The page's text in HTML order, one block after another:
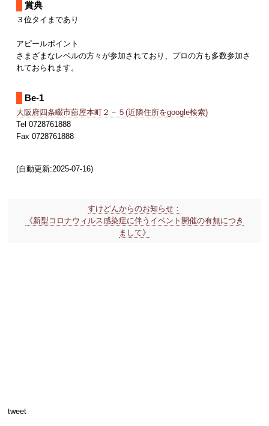
賞典
３位タイまであり
アピールポイント
さまざまなレベルの方々が参加されており、プロの方も多数参加さ
れておられます。
Be-1
大阪府四条畷市蔀屋本町２－５(近隣住所をgoogle検索)
Tel 0728761888
Fax 0728761888
(自動更新:2025-07-16)
すけどんからのお知らせ：
《新型コロナウィルス感染症に伴うイベント開催の有無につき
まして》
tweet